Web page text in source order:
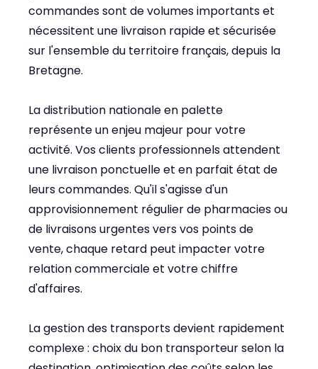
commandes sont de volumes importants et
nécessitent une livraison rapide et sécurisée
sur l'ensemble du territoire français, depuis la
Bretagne.
La distribution nationale en palette
représente un enjeu majeur pour votre
activité. Vos clients professionnels attendent
une livraison ponctuelle et en parfait état de
leurs commandes. Qu'il s'agisse d'un
approvisionnement régulier de pharmacies ou
de livraisons urgentes vers vos points de
vente, chaque retard peut impacter votre
relation commerciale et votre chiffre
d'affaires.
La gestion des transports devient rapidement
complexe : choix du bon transporteur selon la